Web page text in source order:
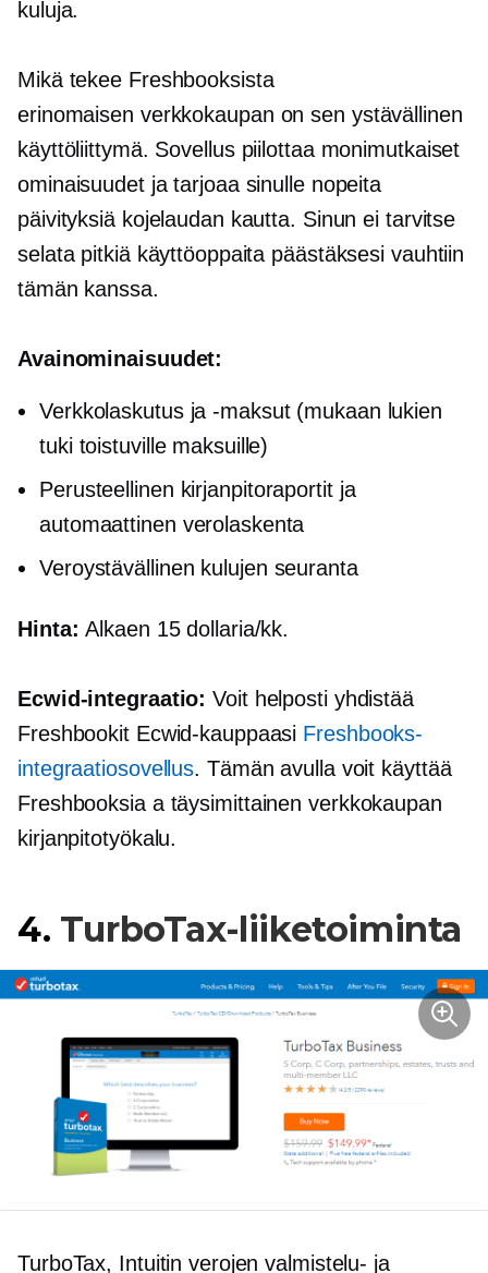
kuluja.
Mikä tekee Freshbooksista
erinomaisen verkkokaupan on sen ystävällinen
käyttöliittymä. Sovellus piilottaa monimutkaiset
ominaisuudet ja tarjoaa sinulle nopeita
päivityksiä kojelaudan kautta. Sinun ei tarvitse
selata pitkiä käyttöoppaita päästäksesi vauhtiin
tämän kanssa.
Avainominaisuudet:
Verkkolaskutus ja -maksut (mukaan lukien
tuki toistuville maksuille)
Perusteellinen kirjanpitoraportit ja
automaattinen verolaskenta
Veroystävällinen kulujen seuranta
Hinta:Alkaen 15 dollaria/kk.
Ecwid-integraatio: Voit helposti yhdistää
Freshbookit Ecwid-kauppaasi Freshbooks-
integraatiosovellus. Tämän avulla voit käyttää
Freshbooksia a täysimittainen verkkokaupan
kirjanpitotyökalu.
4. TurboTax-liiketoiminta
TurboTax, Intuitin verojen valmistelu- ja